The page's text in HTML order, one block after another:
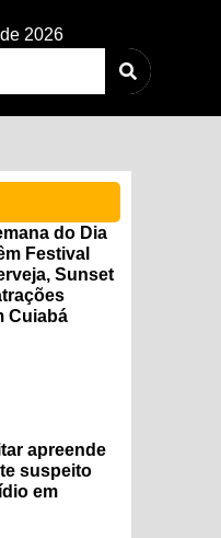
2026
do Dia
Festival
Sunset
Cuiabá
apreende
suspeito
em